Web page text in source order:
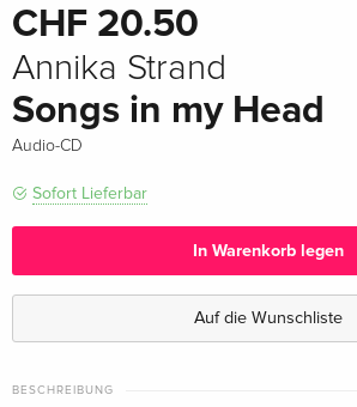
CHF 20.50
Annika Strand
Songs in my Head
Audio-CD
Sofort Lieferbar
In Warenkorb legen
Auf die Wunschliste
BESCHREIBUNG